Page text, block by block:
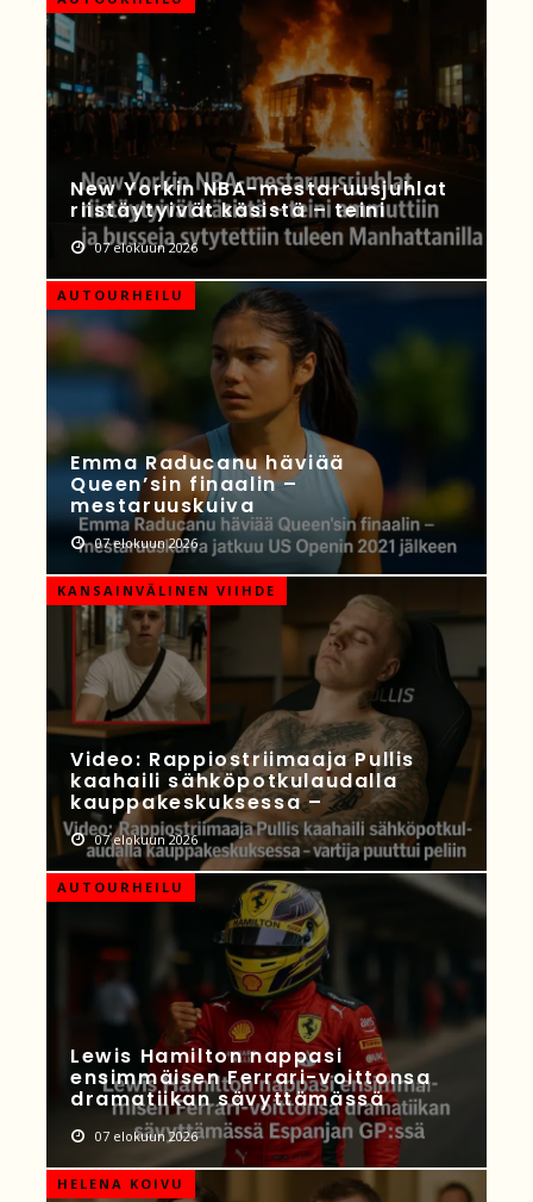
New Yorkin NBA-mestaruusjuhlat
riistäytyivät käsistä – teini
07 elokuun 2026
AUTOURHEILU
Emma Raducanu häviää
Queen’sin finaalin –
mestaruuskuiva
07 elokuun 2026
KANSAINVÄLINEN VIIHDE
Video: Rappiostriimaaja Pullis
kaahaili sähköpotkulaudalla
kauppakeskuksessa –
07 elokuun 2026
AUTOURHEILU
Lewis Hamilton nappasi
ensimmäisen Ferrari-voittonsa
dramatiikan sävyttämässä
07 elokuun 2026
HELENA KOIVU